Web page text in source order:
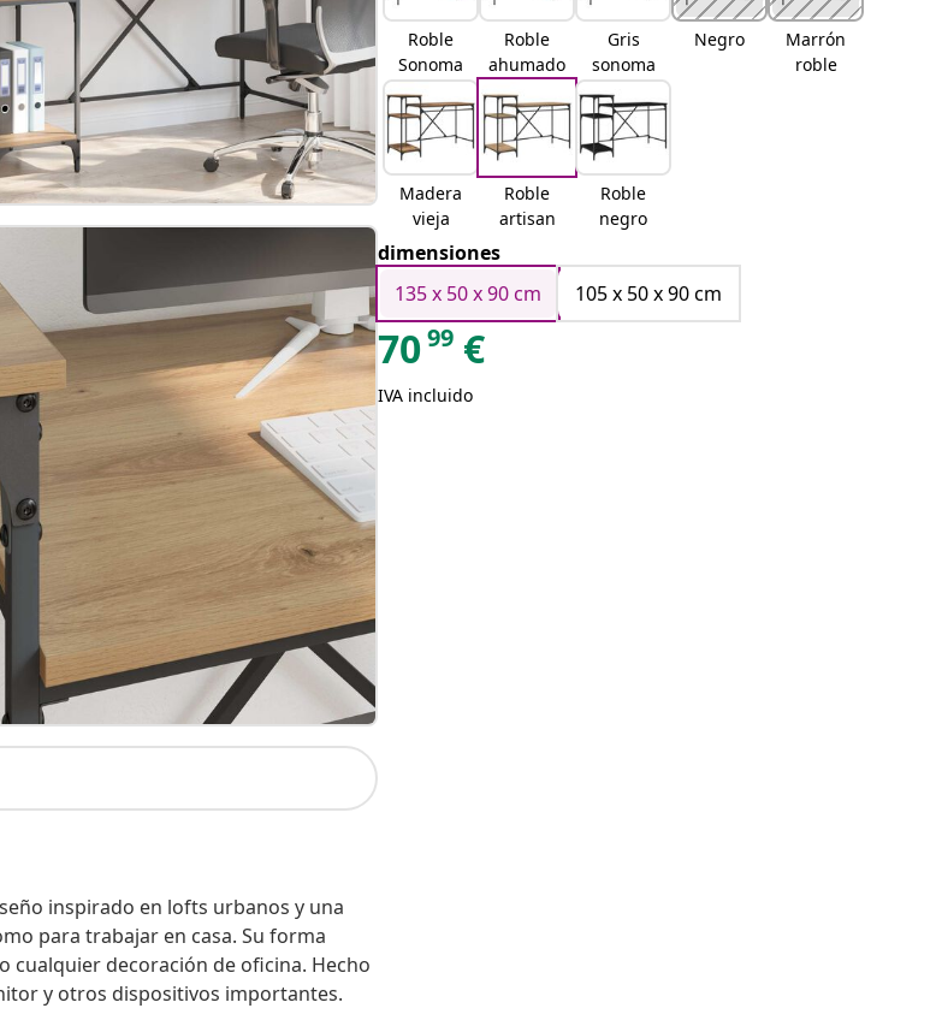
inspirado en lofts urbanos y una
para trabajar en casa. Su forma
decoración de oficina. Hecho
y otros dispositivos importantes.
Roble
Sonoma
Roble
ahumado
Gris
sonoma
Negro
Marrón
roble
Madera
vieja
Roble
artisan
Roble
negro
dimensiones
135 x 50 x 90 cm
105 x 50 x 90 cm
7099 €
IVA incluido